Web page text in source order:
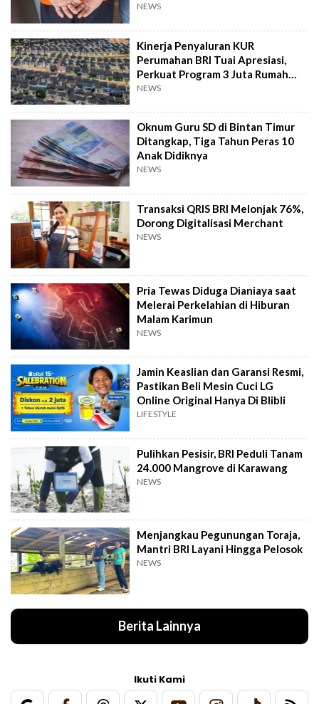
NEWS
Kinerja Penyaluran KUR
Perumahan BRI Tuai Apresiasi,
Perkuat Program 3 Juta Rumah
Pemerintah
NEWS
Oknum Guru SD di Bintan Timur
Ditangkap, Tiga Tahun Peras 10
Anak Didiknya
NEWS
Transaksi QRIS BRI Melonjak 76%,
Dorong Digitalisasi Merchant
NEWS
Pria Tewas Diduga Dianiaya saat
Melerai Perkelahian di Hiburan
Malam Karimun
NEWS
Jamin Keaslian dan Garansi Resmi,
Pastikan Beli Mesin Cuci LG
Online Original Hanya Di Blibli
LIFESTYLE
Pulihkan Pesisir, BRI Peduli Tanam
24.000 Mangrove di Karawang
NEWS
Menjangkau Pegunungan Toraja,
Mantri BRI Layani Hingga Pelosok
NEWS
Berita Lainnya
Ikuti Kami